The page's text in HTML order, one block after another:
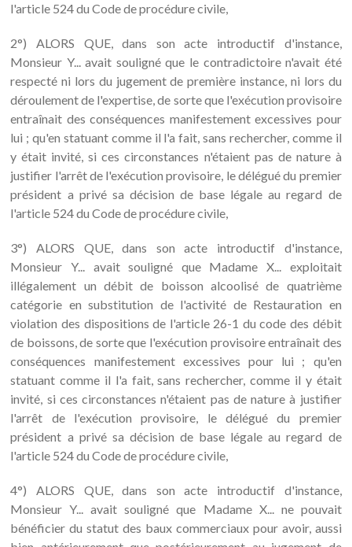
l'article 524 du Code de procédure civile,
2°) ALORS QUE, dans son acte introductif d'instance,
Monsieur Y... avait souligné que le contradictoire n'avait été
respecté ni lors du jugement de première instance, ni lors du
déroulement de l'expertise, de sorte que l'exécution provisoire
entraînait des conséquences manifestement excessives pour
lui ; qu'en statuant comme il l'a fait, sans rechercher, comme il
y était invité, si ces circonstances n'étaient pas de nature à
justifier l'arrêt de l'exécution provisoire, le délégué du premier
président a privé sa décision de base légale au regard de
l'article 524 du Code de procédure civile,
3°) ALORS QUE, dans son acte introductif d'instance,
Monsieur Y... avait souligné que Madame X... exploitait
illégalement un débit de boisson alcoolisé de quatrième
catégorie en substitution de l'activité de Restauration en
violation des dispositions de l'article 26-1 du code des débit
de boissons, de sorte que l'exécution provisoire entraînait des
conséquences manifestement excessives pour lui ; qu'en
statuant comme il l'a fait, sans rechercher, comme il y était
invité, si ces circonstances n'étaient pas de nature à justifier
l'arrêt de l'exécution provisoire, le délégué du premier
président a privé sa décision de base légale au regard de
l'article 524 du Code de procédure civile,
4°) ALORS QUE, dans son acte introductif d'instance,
Monsieur Y... avait souligné que Madame X... ne pouvait
bénéficier du statut des baux commerciaux pour avoir, aussi